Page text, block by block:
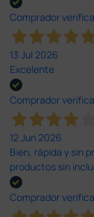
Comprador
13 Jul 2026
Excelente
Comprador
12 Jun 2026
Bien, rápida y sin
productos sin
Comprador